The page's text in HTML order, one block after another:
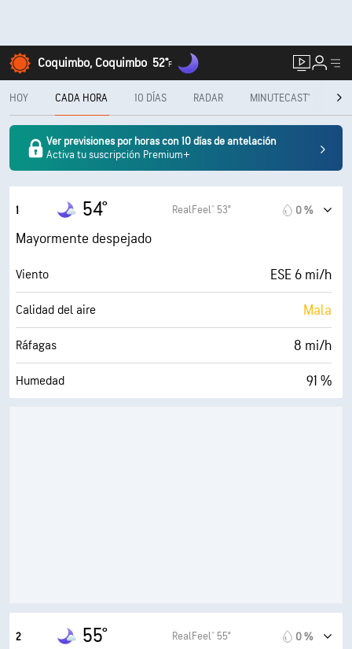
Coquimbo, Coquimbo 52°F
HOY CADA HORA 10 DÍAS RADAR MINUTECAST®
Ver previsiones por horas con 10 días de antelación
Activa tu suscripción Premium+
1 54° RealFeel® 53° 0 %
Mayormente despejado
Viento ESE 6 mi/h
Calidad del aire Mala
Ráfagas 8 mi/h
Humedad 91 %
2 55° RealFeel® 55° 0 %